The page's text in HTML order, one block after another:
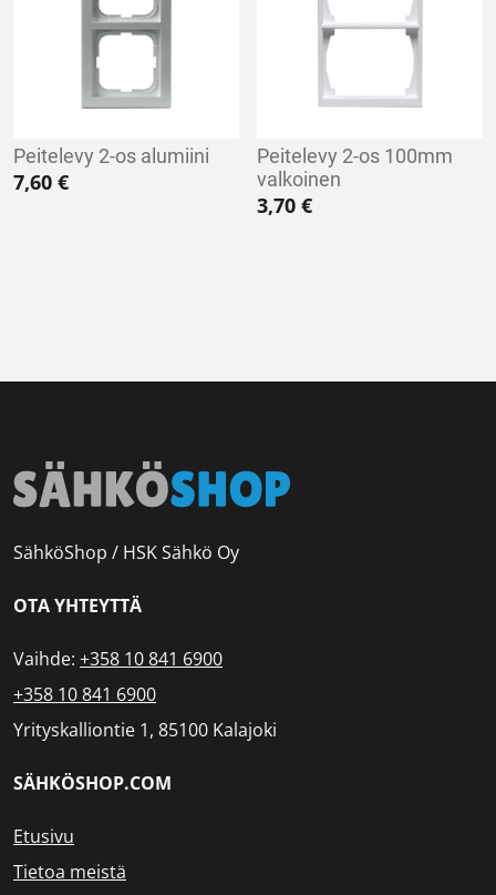
Peitelevy 2-os alumiini
7,60 €
Peitelevy 2-os 100mm
valkoinen
3,70€
SähköShop / HSK Sähkö Oy
OTA YHTEYTTÄ
Vaihde: +358 10 841 6900
+358 10 841 6900
Yrityskalliontie 1, 85100 Kalajoki
SÄHKÖSHOP.COM
Etusivu
Tietoa meistä